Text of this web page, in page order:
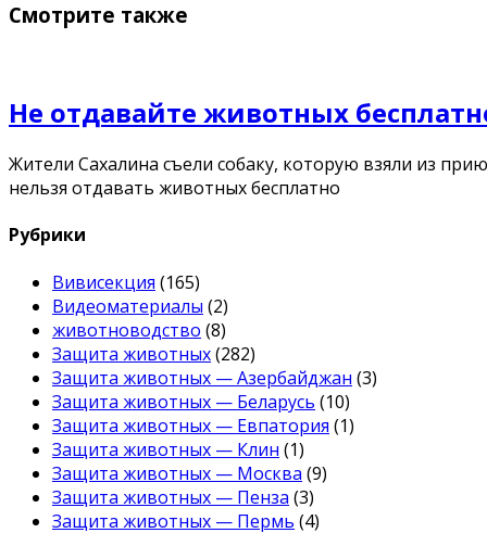
Смотрите также
Не отдавайте животных
Жители Сахалина съели собаку, которую взяли из
нельзя отдавать животных бесплатно
Рубрики
Вивисекция (165)
Видеоматериалы (2)
животноводство (8)
Защита животных(282)
Защита животных — Азербайджан (3)
Защита животных — Беларусь (10)
Защита животных — Евпатория (1)
Защита животных — Клин (1)
Защита животных — Москва (9)
Защита животных — Пенза (3)
Защита животных — Пермь (4)